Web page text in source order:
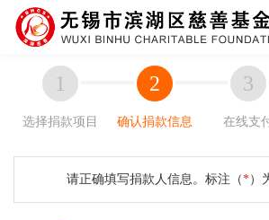
选择捐款项目 确认捐款信息 在线支
请正确填写捐款人信息。标注（*）